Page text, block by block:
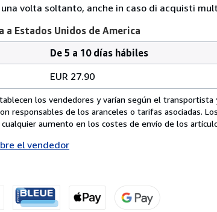
volta soltanto, anche in caso di acquisti
Estados Unidos de America
De 5 a 10 días hábiles
EUR 27.90
los vendedores y varían según el transportista
responsables de los aranceles o tarifas asociadas.
cualquier aumento en los costes de envío de los
el vendedor